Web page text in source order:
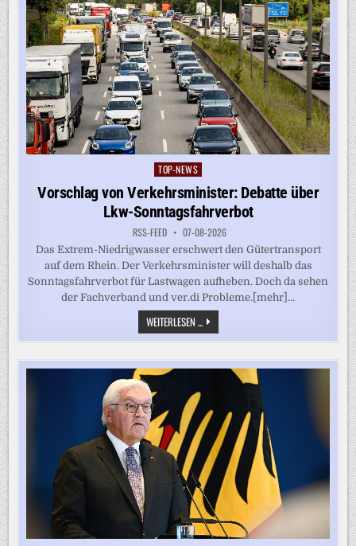
Posted
TOP-NEWS
Vorschlag von Verkehrsminister: Debatte über
Lkw-Sonntagsfahrverbot
RSS-FEED 07-08-2026
Das Extrem-Niedrigwasser erschwert den Gütertransport
auf dem Rhein. Der Verkehrsminister will deshalb das
Sonntagsfahrverbot für Lastwagen aufheben. Doch da sehen
der Fachverband und ver.di Probleme.[mehr]...
WEITERLESEN ... VORSCHLAG
VON
VERKEHRSMINISTER:
ÜBER
LKW-
SONNTAGSFAHRVERBOT